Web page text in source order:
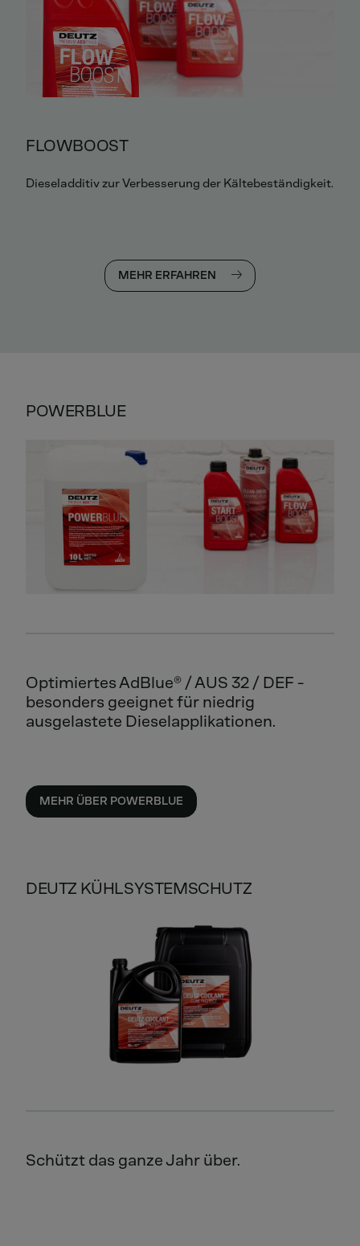
FLOWBOOST
Dieseladditiv zur Verbesserung der Kältebeständigkeit.
MEHR ERFAHREN
POWERBLUE
Optimiertes AdBlue® / AUS 32 / DEF -
besonders geeignet für niedrig
ausgelastete Dieselapplikationen.
MEHR ÜBER POWERBLUE
DEUTZ KÜHLSYSTEMSCHUTZ
Schützt das ganze Jahr über.